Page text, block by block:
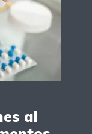
al